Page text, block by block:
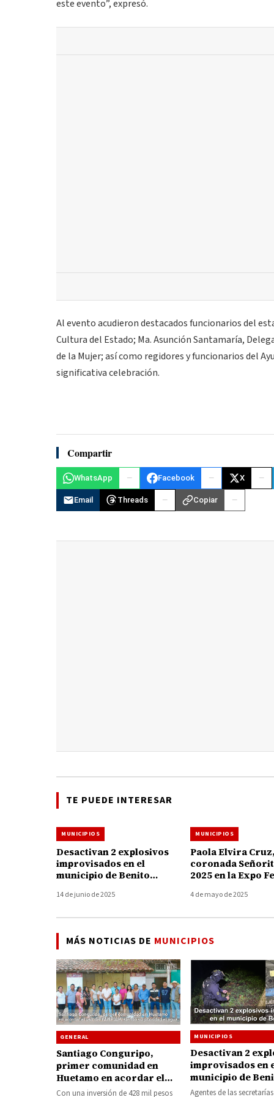
este evento”, expresó.
Al evento acudieron destacados funcionarios del
Cultura del Estado; Ma. Asunción Santamaría,
de la Mujer; así como regidores y funcionarios del
significativa celebración.
Compartir
WhatsApp Facebook X
Email Threads Copiar
TE PUEDE INTERESAR
MUNICIPIOS
Desactivan 2 explosivos
improvisados en el
municipio de Benito
14 de junio de 2025
MUNICIPIOS
Paola Elvira Cruz,
coronada
2025 en la Expo
4 de mayo de 2025
MÁS NOTICIAS DE MUNICIPIOS
GENERAL
Santiago Conguripo,
primer comunidad en
Huetamo en acordar el
uso del FAISPIAM, siendo
Con una inversión de 428 mil pesos
MUNICIPIOS
Desactivan 2
improvisados en
municipio de
Juárez
Agentes de las